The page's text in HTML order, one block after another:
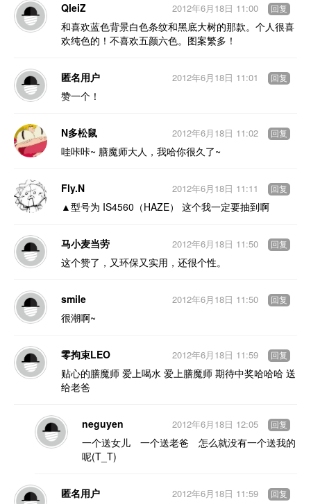
QleiZ
和喜欢蓝色背景白色条纹和黑底大树的那款。个人很喜
欢纯色的！不喜欢五颜六色。图案繁多！
2012年6月18日 11:00 回复
匿名用户
赞一个！
2012年6月18日 11:01 回复
N多松鼠
哇咔咔~ 膳魔师大人，我哈你很久了~
2012年6月18日 11:02 回复
Fly.N
▲型号为 IS4560（HAZE） 这个我一定要抽到啊
2012年6月18日 11:11 回复
马小麦当劳
这个赞了，又环保又实用，还很个性。
2012年6月18日 11:50 回复
smile
很潮啊~
2012年6月18日 11:50 回复
零拘束LEO
贴心的膳魔师 爱上喝水 爱上膳魔师 期待中奖哈哈哈 送
给老爸
2012年6月18日 11:59 回复
neguyen
一个送女儿 一个送老爸 怎么就没有一个送我的
呢(T_T)
2012年6月18日 12:05 回复
匿名用户
2012年6月18日 11:59 回复